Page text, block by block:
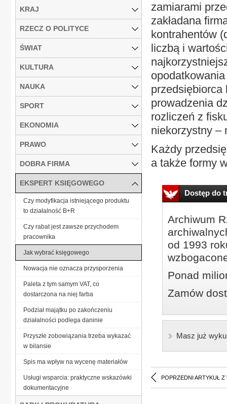
zamiarami
zakładana
kontrahentów
liczbą i
przedsiębiorca
prowadzenia
rozliczeń z
niekorzystny –
Każdy
a także formy
Dostęp do
Archiwum
od 1993
Ponad
Zamów
Masz już
POPRZEDNI ARTYKUŁ Z
KRAJ
RZECZ O POLITYCE
ŚWIAT
KULTURA
NAUKA
SPORT
EKONOMIA
PRAWO
DOBRA FIRMA
EKSPERT KSIĘGOWEGO
Czy modyfikacja istniejącego produktu
to działalność B+R
Czy rabat jest zawsze przychodem
pracownika
Jak wybrać księgowego
Nowacja nie oznacza przysporzenia
Paleta z tym samym VAT, co
dostarczona na niej farba
Podział majątku po zakończeniu
działalności podlega daninie
Przyszłe zobowiązania trzeba wykazać
w bilansie
Spis ma wpływ na wycenę materiałów
Usługi wsparcia: praktyczne wskazówki
dokumentacyjne